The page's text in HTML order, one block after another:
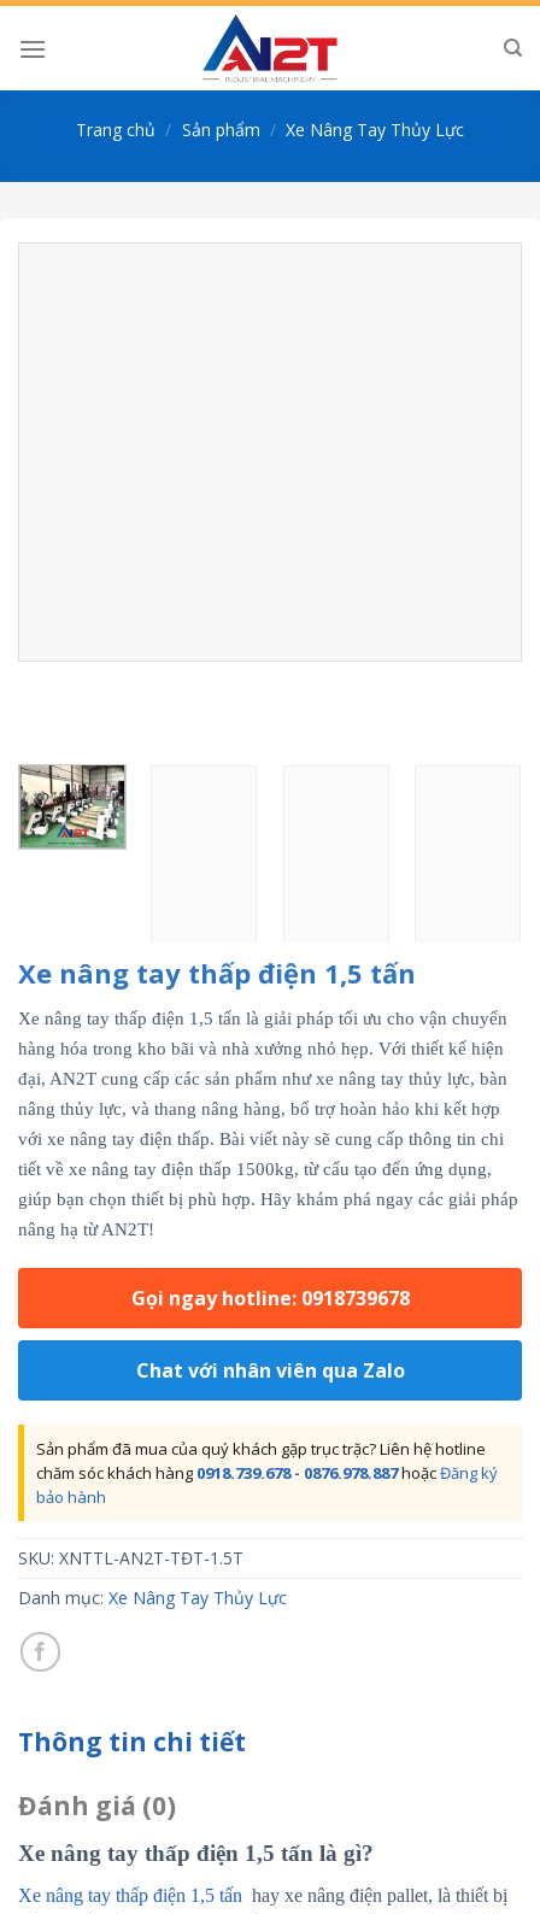
Skip
Trang chủ / Sản phẩm / Xe Nâng Tay Thủy Lực
Xe nâng tay thấp điện 1,5 tấn
Xe nâng tay thấp điện 1,5 tấn là giải pháp tối ưu cho vận chuyển
hàng hóa trong kho bãi và nhà xưởng nhỏ hẹp. Với thiết kế hiện
đại, AN2T cung cấp các sản phẩm như xe nâng tay thủy lực, bàn
nâng thủy lực, và thang nâng hàng, bổ trợ hoàn hảo khi kết hợp
với xe nâng tay điện thấp. Bài viết này sẽ cung cấp thông tin chi
tiết về xe nâng tay điện thấp 1500kg, từ cấu tạo đến ứng dụng,
giúp bạn chọn thiết bị phù hợp. Hãy khám phá ngay các giải pháp
nâng hạ từ AN2T!
Gọi ngay hotline: 0918739678
Chat với nhân viên qua Zalo
Sản phẩm đã mua của quý khách gặp trục trặc? Liên hệ hotline
chăm sóc khách hàng 0918.739.678 - 0876.978.887hoặcĐăng ký
bảo hành
SKU: XNTTL-AN2T-TĐT-1.5T
Danh mục: Xe Nâng Tay Thủy Lực
Thông tin chi tiết
Đánh giá (0)
Xe nâng tay thấp điện 1,5 tấn là gì?
Xe nâng tay thấp điện 1,5 tấn hay xe nâng điện pallet, là thiết bị